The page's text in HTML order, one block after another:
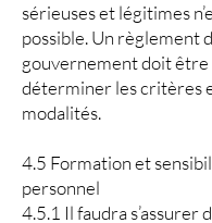
sérieuses et légitimes
possible. Un règlement
gouvernement doit
déterminer les critères
modalités.
4.5 Formation et
personnel
4.5.1 Il faudra s’assurer